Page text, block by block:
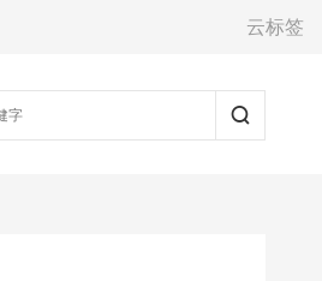
云标签